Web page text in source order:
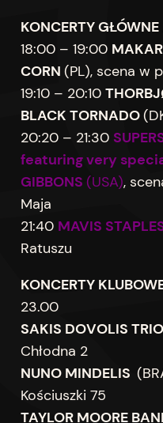
KONCERTY GŁÓWNE
18:00 – 19:00
CORN (PL), scena w
19:10 – 20:10
BLACK TORNADO
20:20 – 21:30
featuring very
GIBBONS (USA),
Maja
21:40 MAVIS
Ratuszu
KONCERTY
23.00
SAKIS DOVOLIS TRIO
Chłodna 2
NUNO MINDELIS
Kościuszki 75
TAYLOR MOORE